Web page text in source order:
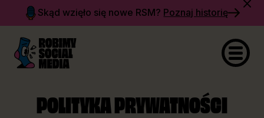
Skąd wzięło się nowe RSM? Poznaj historię
POLITYKA PRYWATNOŚCI